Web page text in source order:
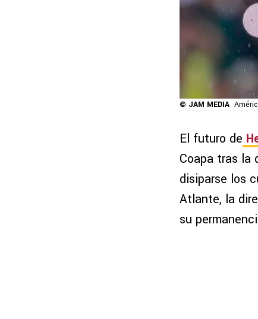
© JAM MEDIA
El futuro de
Coapa tras la
disiparse los
Atlante, la
su